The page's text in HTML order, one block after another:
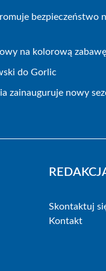
bezpieczeństwo
na kolorową
do Gorlic
zainauguruje nowy
Skontaktuj
Kontakt